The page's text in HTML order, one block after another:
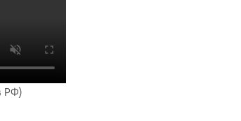
РФ)